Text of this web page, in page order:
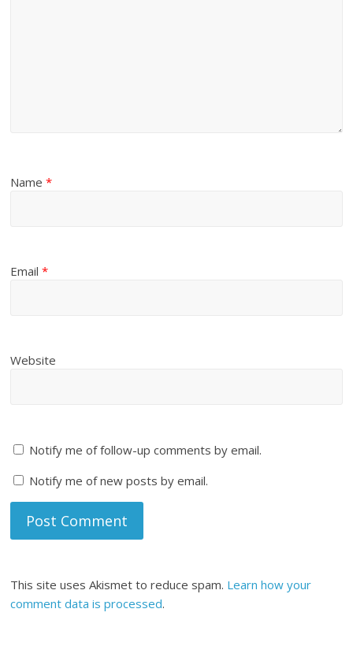
Name*
Email*
Website
Notify me of follow-up comments by email.
Notify me of new posts by email.
This site uses Akismet to reduce spam. Learn how your
comment data is processed.